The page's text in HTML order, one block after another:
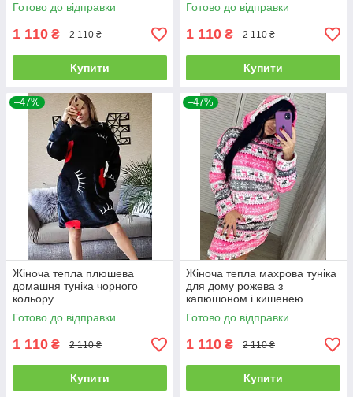
Готово до відправки
1 110 ₴ 2 110 ₴
Купити
Готово до відправки
1 110 ₴ 2 110 ₴
Купити
–47%
Жіноча тепла плюшева
домашня туніка чорного
кольору
Готово до відправки
1 110 ₴ 2 110 ₴
Купити
–47%
Жіноча тепла махрова туніка
для дому рожева з
капюшоном і кишенею
Готово до відправки
1 110 ₴ 2 110 ₴
Купити